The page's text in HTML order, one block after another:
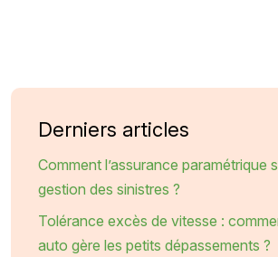
Derniers articles
Comment l’assurance paramétrique
gestion des sinistres ?
Tolérance excès de vitesse :
auto gère les petits dépassements ?